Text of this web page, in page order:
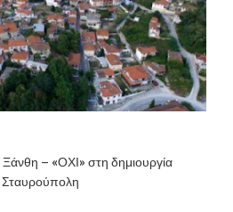
– «ΟΧΙ» στη δημιουργία
Σταυρούπολη